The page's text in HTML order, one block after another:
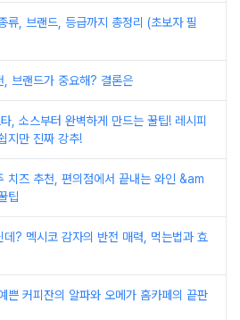
류, 브랜드, 등급까지 총정리 (초보자 필
, 브랜드가 중요해? 결론은
, 소스부터 완벽하게 만드는 꿀팁! 레시피
지만 진짜 강추!
치즈 추천, 편의점에서 끝내는 와인 &am
팁
데? 멕시코 감자의 반전 매력, 먹는법과 효
쁜 커피잔의 알파와 오메가 홈카페의 끝판